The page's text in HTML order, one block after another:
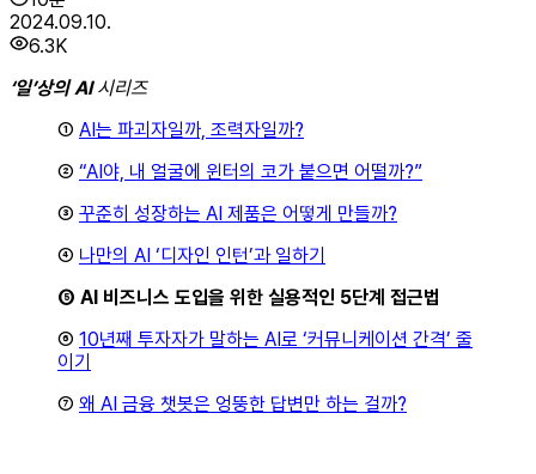
2024.09.10.
6.3K
‘일’상의 AI시리즈
① AI는 파괴자일까, 조력자일까?
② “AI야, 내 얼굴에 윈터의 코가 붙으면 어떨까?”
③ 꾸준히 성장하는 AI 제품은 어떻게 만들까?
④ 나만의 AI ‘디자인 인턴’과 일하기
⑤ AI 비즈니스 도입을 위한 실용적인 5단계 접근법
⑥ 10년째 투자자가 말하는 AI로 ‘커뮤니케이션 간격’ 줄
이기
⑦ 왜 AI 금융 챗봇은 엉뚱한 답변만 하는 걸까?